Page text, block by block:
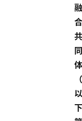
融
合
共
同
体
（
以
下